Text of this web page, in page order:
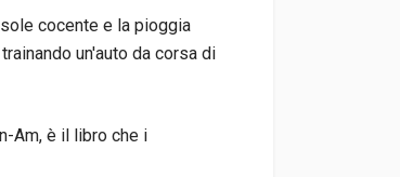
cocente e la pioggia
un'auto da corsa di
Am, è il libro che i